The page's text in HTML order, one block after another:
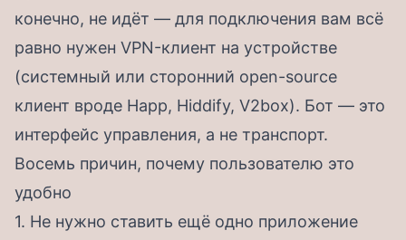
конечно, не идёт — для подключения вам всё
равно нужен VPN-клиент на устройстве
(системный или сторонний open-source
клиент вроде Happ, Hiddify, V2box). Бот — это
интерфейс управления, а не транспорт.
Восемь причин, почему пользователю это
удобно
1. Не нужно ставить ещё одно приложение